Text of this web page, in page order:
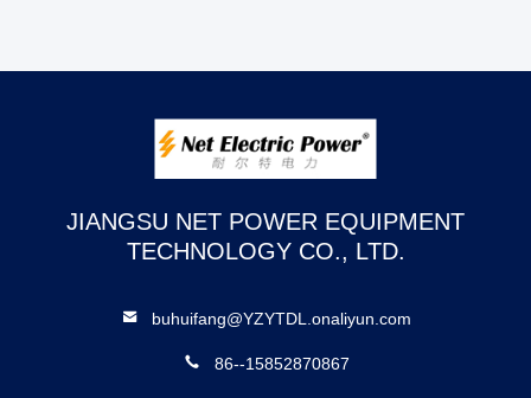
JIANGSU NET POWER EQUIPMENT
TECHNOLOGY CO., LTD.
buhuifang@YZYTDL.onaliyun.com
86--15852870867